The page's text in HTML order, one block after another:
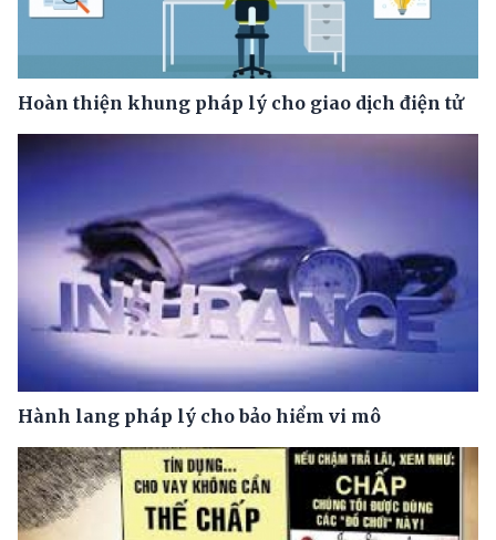
Hoàn thiện khung pháp lý cho giao dịch điện tử
Hành lang pháp lý cho bảo hiểm vi mô